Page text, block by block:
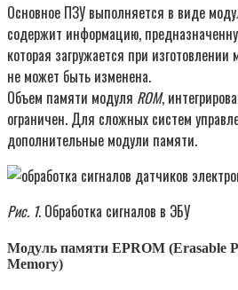
Основное ПЗУ выполняется в виде
содержит информацию,
которая загружается при
не может быть изменена.
Объем памяти модуля ROM,
ограничен. Для сложных систем
дополнительные модули памяти.
Рис. 1. Обработка сигналов в ЭБУ
Модуль памяти EPROM (Erasable
Memory)